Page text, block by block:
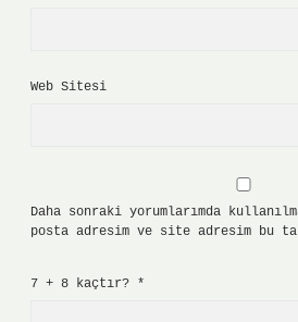
Web Sitesi
Daha sonraki yorumlarımda
posta adresim ve site adresim bu
7 + 8 kaçtır? *